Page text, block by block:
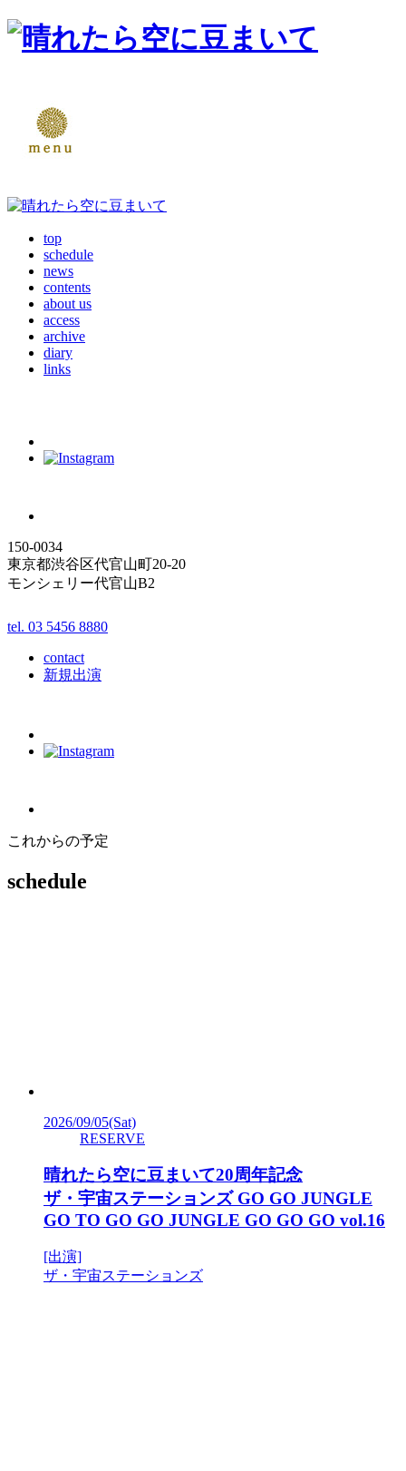
top
schedule
news
contents
about us
access
archive
diary
links
150-0034
東京都渋谷区代官山町20-20
モンシェリー代官山B2
tel. 03 5456 8880
contact
新規出演
これからの予定
schedule
2026/09/05(Sat)
RESERVE
晴れたら空に豆まいて20周年記念
ザ・宇宙ステーションズ GO GO JUNGLE
GO TO GO GO JUNGLE GO GO GO vol.16
[出演]
ザ・宇宙ステーションズ